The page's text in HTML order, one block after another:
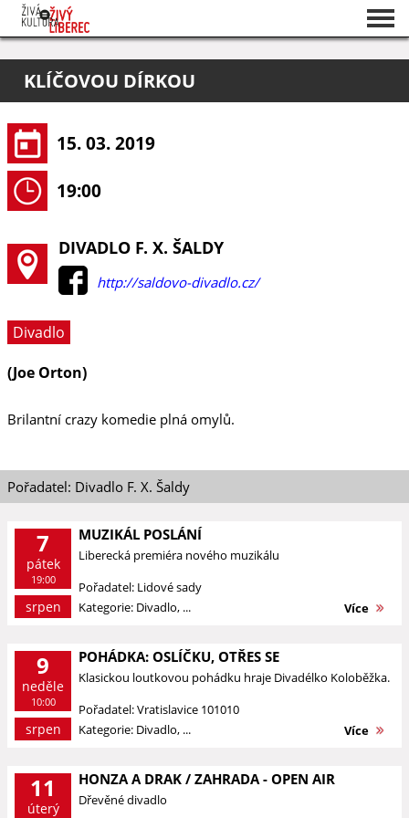
O projektu
Pořadatelé
KLÍČOVOU DÍRKOU
15. 03. 2019
19:00
DIVADLO F. X. ŠALDY
http://saldovo-divadlo.cz/
Divadlo
(Joe Orton)
Brilantní crazy komedie plná omylů.
Pořadatel: Divadlo F. X. Šaldy
7
pátek
19:00
srpen
MUZIKÁL POSLÁNÍ
Liberecká premiéra nového muzikálu
Pořadatel: Lidové sady
Kategorie: Divadlo, ...
Více
9
neděle
10:00
srpen
POHÁDKA: OSLÍČKU, OTŘES SE
Klasickou loutkovou pohádku hraje Divadélko Koloběžka.
Pořadatel: Vratislavice 101010
Kategorie: Divadlo, ...
Více
11
úterý
HONZA A DRAK / ZAHRADA - OPEN AIR
Dřevěné divadlo